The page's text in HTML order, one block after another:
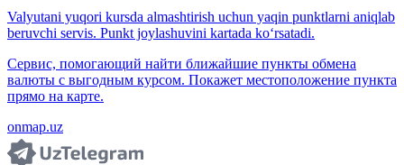
Valyutani yuqori kursda almashtirish uchun yaqin punktlarni aniqlab
beruvchi servis. Punkt joylashuvini kartada ko‘rsatadi.
Сервис, помогающий найти ближайшие пункты обмена
валюты с выгодным курсом. Покажет местоположение пункта
прямо на карте.
onmap.uz